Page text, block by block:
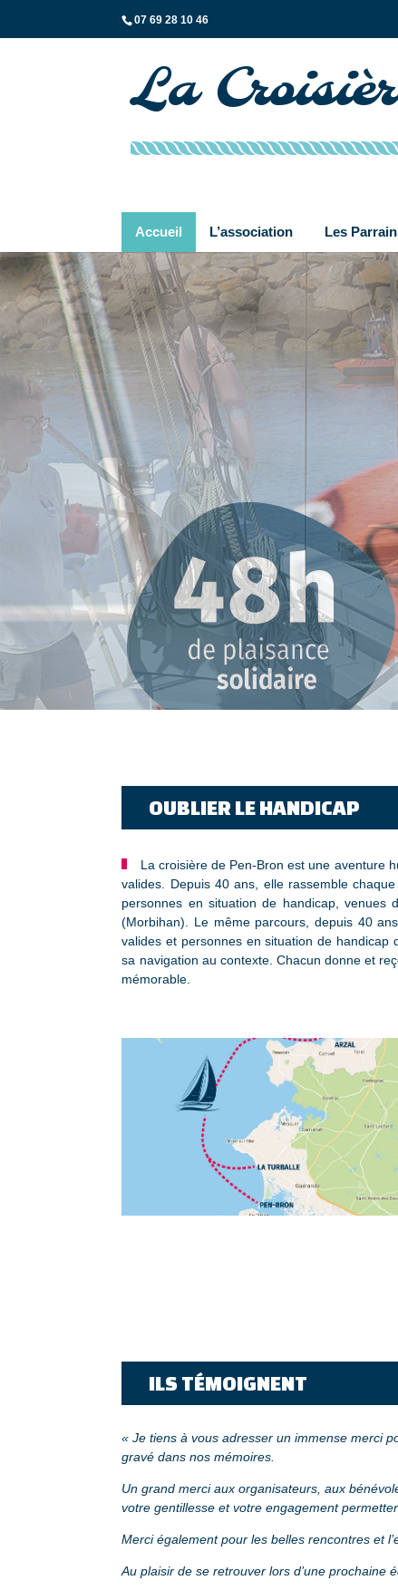
07 69 28 10 46
La
Accueil L’association Les
OUBLIER LE HANDICAP
La croisière de Pen-Bron est une aventure
valides. Depuis 40 ans, elle rassemble
personnes en situation de handicap, venues
(Morbihan). Le même parcours, depuis 40
valides et personnes en situation de handicap
sa navigation au contexte. Chacun donne et
mémorable.
ILS TÉMOIGNENT
« Je tiens à vous adresser un immense merci
gravé dans nos mémoires.
Un grand merci aux organisateurs, aux
votre gentillesse et votre engagement
Merci également pour les belles rencontres et
Au plaisir de se retrouver lors d’une prochaine